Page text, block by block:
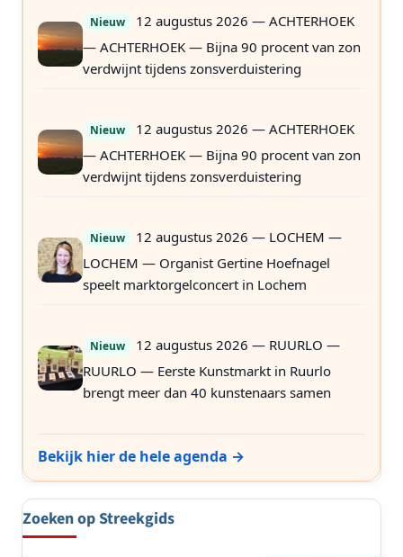
Nieuw
12 augustus 2026 — ACHTERHOEK
— ACHTERHOEK — Bijna 90 procent van zon
verdwijnt tijdens zonsverduistering
Nieuw
12 augustus 2026 — ACHTERHOEK
— ACHTERHOEK — Bijna 90 procent van zon
verdwijnt tijdens zonsverduistering
Nieuw
12 augustus 2026 — LOCHEM —
LOCHEM — Organist Gertine Hoefnagel
speelt marktorgelconcert in Lochem
Nieuw
12 augustus 2026 — RUURLO —
RUURLO — Eerste Kunstmarkt in Ruurlo
brengt meer dan 40 kunstenaars samen
Bekijk hier de hele agenda →
Zoeken op Streekgids